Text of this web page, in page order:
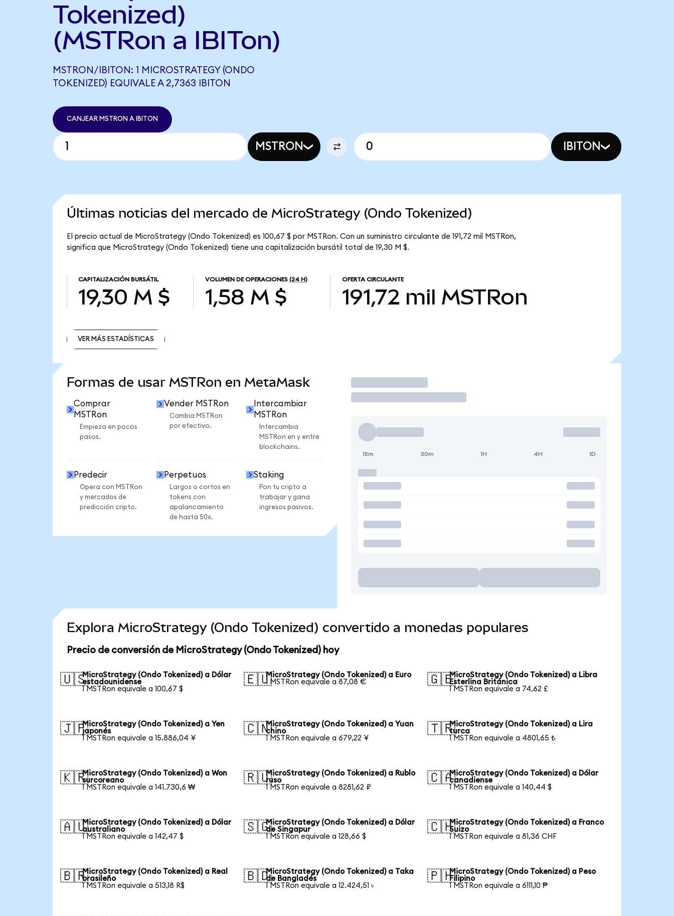
Tokenized)
(MSTRon a IBITon)
MSTRON/IBITON: 1 MICROSTRATEGY (ONDO
TOKENIZED) EQUIVALE A 2,7363 IBITON
CANJEAR MSTRON A IBITON
MSTRON IBITON
Últimas noticias del mercado de MicroStrategy (Ondo Tokenized)
El precio actual de MicroStrategy (Ondo Tokenized) es 100,67 $ por MSTRon. Con un suministro circulante de 191,72 mil MSTRon,
significa que MicroStrategy (Ondo Tokenized) tiene una capitalización bursátil total de 19,30 M $.
CAPITALIZACIÓN BURSÁTIL
19,30 M $
VOLUMEN DE OPERACIONES (24 H)
1,58 M $
OFERTA CIRCULANTE
191,72 mil MSTRon
VER MÁS ESTADÍSTICAS
Formas de usar MSTRon en MetaMask
Comprar
MSTRon
Empieza en pocos
pasos.
Vender MSTRon
Cambia MSTRon
por efectivo.
Intercambiar
MSTRon
Intercambia
MSTRon en y entre
blockchains.
Predecir
Opera con MSTRon
y mercados de
predicción cripto.
Perpetuos
Largos o cortos en
tokens con
apalancamiento
de hasta 50x.
Staking
Pon tu cripto a
trabajar y gana
ingresos pasivos.
Operar
15m 30m 1H 4H 1D
Explora MicroStrategy (Ondo Tokenized) convertido a monedas populares
Precio de conversión de MicroStrategy (Ondo Tokenized) hoy
🇺🇸MicroStrategy (Ondo Tokenized) a Dólar
estadounidense
1 MSTRon equivale a 100,67 $
🇪🇺MicroStrategy (Ondo Tokenized) a Euro
1 MSTRon equivale a 87,08 €
🇬🇧MicroStrategy (Ondo Tokenized) a Libra
Esterlina Británica
1 MSTRon equivale a 74,62 £
🇯🇵MicroStrategy (Ondo Tokenized) a Yen
japonés
1 MSTRon equivale a 15.886,04 ¥
🇨🇳MicroStrategy (Ondo Tokenized) a Yuan
chino
1 MSTRon equivale a 679,22 ¥
🇹🇷MicroStrategy (Ondo Tokenized) a Lira
turca
1 MSTRon equivale a 4801,65 ₺
🇰🇷MicroStrategy (Ondo Tokenized) a Won
surcoreano
1 MSTRon equivale a 141.730,6 ₩
🇷🇺MicroStrategy (Ondo Tokenized) a Rublo
ruso
1 MSTRon equivale a 8281,62 ₽
🇨🇦MicroStrategy (Ondo Tokenized) a Dólar
canadiense
1 MSTRon equivale a 140,44 $
🇦🇺MicroStrategy (Ondo Tokenized) a Dólar
australiano
1 MSTRon equivale a 142,47 $
🇸🇬MicroStrategy (Ondo Tokenized) a Dólar
de Singapur
1 MSTRon equivale a 128,66 $
🇨🇭MicroStrategy (Ondo Tokenized) a Franco
Suizo
1 MSTRon equivale a 81,36 CHF
🇧🇷MicroStrategy (Ondo Tokenized) a Real
brasileño
1 MSTRon equivale a 513,18 R$
🇧🇩MicroStrategy (Ondo Tokenized) a Taka
de Bangladés
1 MSTRon equivale a 12.424,51 ৳
🇵🇭MicroStrategy (Ondo Tokenized) a Peso
Filipino
1 MSTRon equivale a 6111,10 ₱